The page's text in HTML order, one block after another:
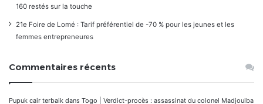
160 restés sur la touche
21e Foire de Lomé : Tarif préférentiel de -70 % pour les jeunes et les
femmes entrepreneures
Commentaires récents
Pupuk cair terbaik dans Togo | Verdict-procès : assassinat du colonel Madjoulba